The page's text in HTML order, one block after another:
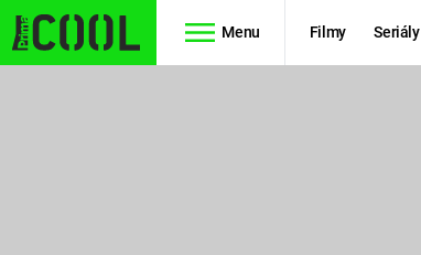
Menu Filmy Seriály